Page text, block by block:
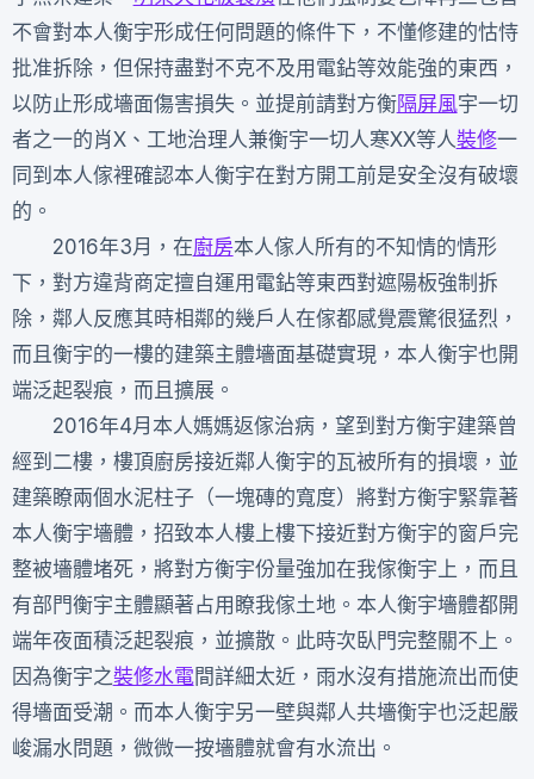
不會對本人衡宇形成任何問題的條件下，不懂修建的怙恃
批准拆除，但保持盡對不克不及用電鉆等效能強的東西，
以防止形成墻面傷害損失。並提前請對方衡隔屏風宇一切
者之一的肖X、工地治理人兼衡宇一切人寒XX等人裝修一
同到本人傢裡確認本人衡宇在對方開工前是安全沒有破壞
的。
2016年3月，在廚房本人傢人所有的不知情的情形
下，對方違背商定擅自運用電鉆等東西對遮陽板強制拆
除，鄰人反應其時相鄰的幾戶人在傢都感覺震驚很猛烈，
而且衡宇的一樓的建築主體墻面基礎實現，本人衡宇也開
端泛起裂痕，而且擴展。
2016年4月本人媽媽返傢治病，望到對方衡宇建築曾
經到二樓，樓頂廚房接近鄰人衡宇的瓦被所有的損壞，並
建築瞭兩個水泥柱子（一塊磚的寬度）將對方衡宇緊靠著
本人衡宇墻體，招致本人樓上樓下接近對方衡宇的窗戶完
整被墻體堵死，將對方衡宇份量強加在我傢衡宇上，而且
有部門衡宇主體顯著占用瞭我傢土地。本人衡宇墻體都開
端年夜面積泛起裂痕，並擴散。此時次臥門完整關不上。
因為衡宇之裝修水電間詳細太近，雨水沒有措施流出而使
得墻面受潮。而本人衡宇另一壁與鄰人共墻衡宇也泛起嚴
峻漏水問題，微微一按墻體就會有水流出。